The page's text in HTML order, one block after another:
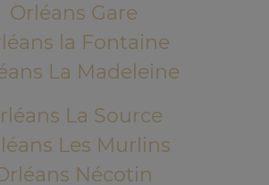
Orléans Gare
la Fontaine
La Madeleine
La Source
Les Murlins
Nécotin